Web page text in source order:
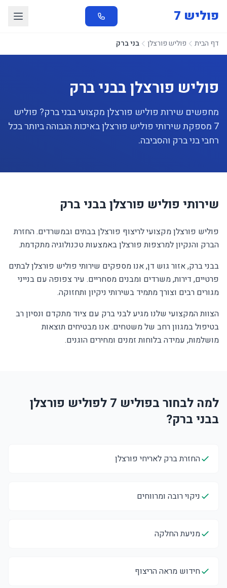
פוליש 7
דף הבית פוליש פורצלן בני ברק
פוליש פורצלן בבני ברק
מחפשים שירות פוליש פורצלן מקצועי בבני ברק? פוליש
7 מספקת שירותי פוליש פורצלן באיכות הגבוהה ביותר בכל
רחבי בני ברק והסביבה.
שירותי פוליש פורצלן בבני ברק
פוליש פורצלן מקצועי לריצוף פורצלן בבתים ובמשרדים. החזרת
הברק והנקיון למרצפות פורצלן באמצעות טכנולוגיה מתקדמת.
בבני ברק, אזור גוש דן, אנו מספקים שירותי פוליש פורצלן לבתים
פרטיים, דירות, משרדים ומבנים מסחריים. עיר צפופה עם בנייני
מגורים רבים וצורך מתמיד בשירותי ניקיון ותחזוקה.
הצוות המקצועי שלנו מגיע לבני ברק עם ציוד מתקדם ונסיון רב
בטיפול במגוון רחב של משטחים. אנו מבטיחים תוצאות
מושלמות, עמידה בלוחות זמנים ומחירים הוגנים.
למה לבחור בפוליש 7 לפוליש פורצלן
בבני ברק?
החזרת ברק לאריחי פורצלן
ניקוי רובה ומרווחים
מניעת החלקה
חידוש מראה הריצוף